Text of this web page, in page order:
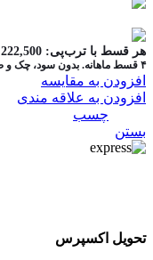
هر قسط با ترب‌پی: 222,500
۴ قسط ماهانه. بدون سود، چک و ضامن.
افزودن به مقایسه
افزودن به علاقه مندی
چسب
بستن
تحویل اکسپرس